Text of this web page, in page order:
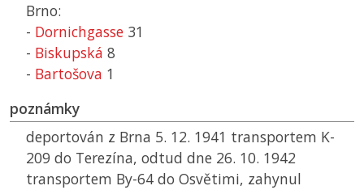
Brno:
- Dornichgasse 31
- Biskupská 8
- Bartošova 1
poznámky
deportován z Brna 5. 12. 1941 transportem K-
209 do Terezína, odtud dne 26. 10. 1942
transportem By-64 do Osvětimi, zahynul